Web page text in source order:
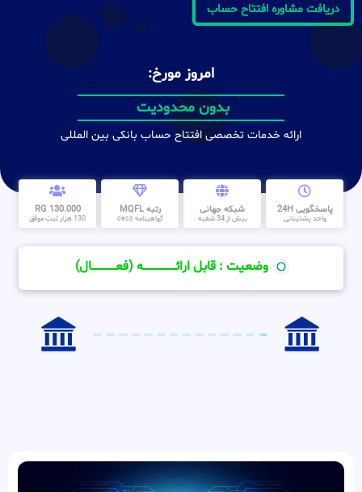
دریافت مشاوره افتتاح حساب
امروز مورخ:
دارای موبایل بانک و اینترنت بانک
ارائه خدمات تخصصی افتتاح حساب بانکی بین المللی
پاسخگویی 24H
واحد پشتیبانی
شبکه جهانی
بیش از 34 شعبه
رتبه MQFL
گواهینامه cess
130.000 RG
130 هزار ثبت موفق
وضعیت : قابل ارائــــــــــــــــــــه (فعـــــــــــــــال)